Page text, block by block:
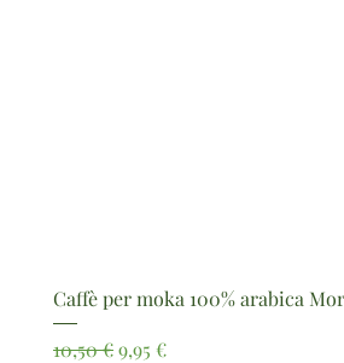
Caffè per moka 100% arabica
Prezzo regolare
10,50 €Prezzo scontato
9,95 €